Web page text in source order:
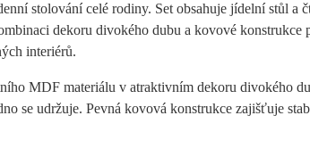
stolování celé rodiny. Set obsahuje jídelní stůl a
dekoru divokého dubu a kovové konstrukce
interiérů.
MDF materiálu v atraktivním dekoru divokého
se udržuje. Pevná kovová konstrukce zajišťuje